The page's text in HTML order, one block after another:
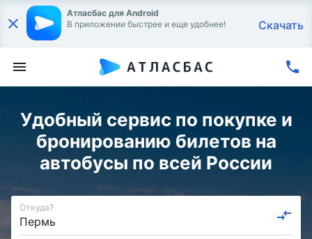
Атласбас для Android
В приложении быстрее и еще удобнее!
Скачать
Удобный сервис по покупке и
бронированию билетов на
автобусы по всей России
Откуда?